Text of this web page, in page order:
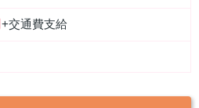
+交通費支給